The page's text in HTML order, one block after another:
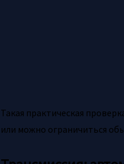
Такая практическая
или можно ограничиться